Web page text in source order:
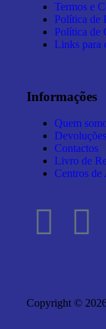
Termos e
Política de
Política de
Links para
Informações
Quem
Devoluções
Contactos
Livro de
Centros de
Copyright ©